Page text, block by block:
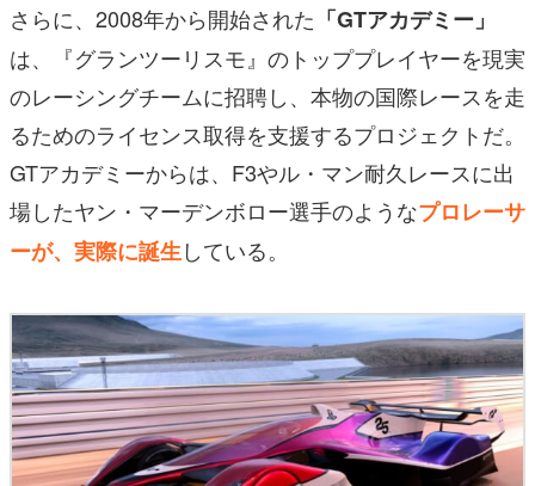
さらに、2008年から開始された 「GTアカデミー」
は、『グランツーリスモ』のトッププレイヤーを現実
のレーシングチームに招聘し、本物の国際レースを走
るためのライセンス取得を支援するプロジェクトだ。
GTアカデミーからは、F3やル・マン耐久レースに出
場したヤン・マーデンボロー選手のようなプロレーサ
ーが、実際に誕生している。